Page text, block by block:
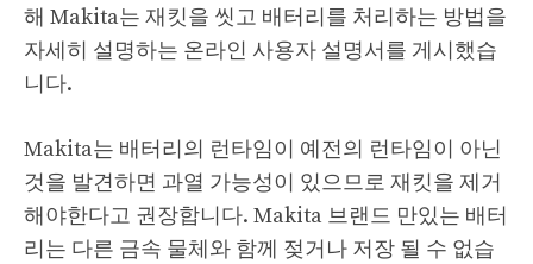
해 Makita는 재킷을 씻고 배터리를 처리하는 방법을
자세히 설명하는 온라인 사용자 설명서를 게시했습
니다.
Makita는 배터리의 런타임이 예전의 런타임이 아닌
것을 발견하면 과열 가능성이 있으므로 재킷을 제거
해야한다고 권장합니다. Makita 브랜드 만있는 배터
리는 다른 금속 물체와 함께 젖거나 저장 될 수 없습